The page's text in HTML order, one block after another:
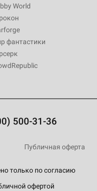
World
фантастики
500-31-36
только по согласию
офертой
Публичная оферта